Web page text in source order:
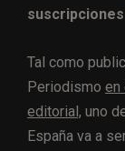
Tal como
Periodismo en
editorial, uno
España va a